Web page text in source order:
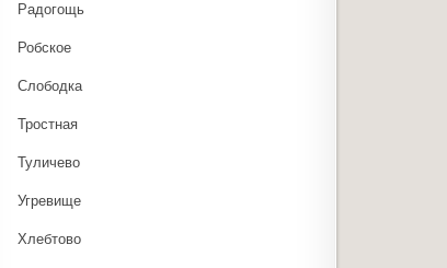
Радогощь
Робское
Слободка
Тростная
Туличево
Угревище
Хлебтово